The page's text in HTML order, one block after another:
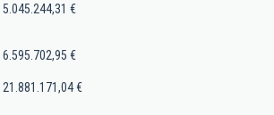
5.045.244,31 €
6.595.702,95 €
21.881.171,04 €